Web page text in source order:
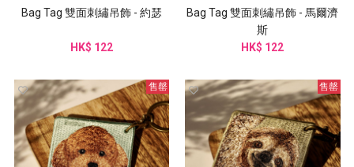
Bag Tag 雙面刺繡吊飾 - 約瑟
HK$ 122
Bag Tag 雙面刺繡吊飾 - 馬爾濟
斯
HK$ 122
售罄 售罄